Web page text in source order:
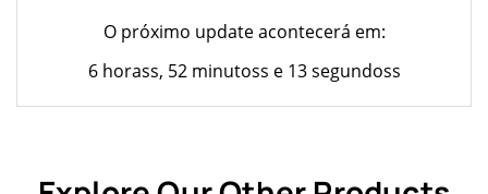
O próximo update acontecerá em:
6 horass, 52 minutoss e 13 segundoss